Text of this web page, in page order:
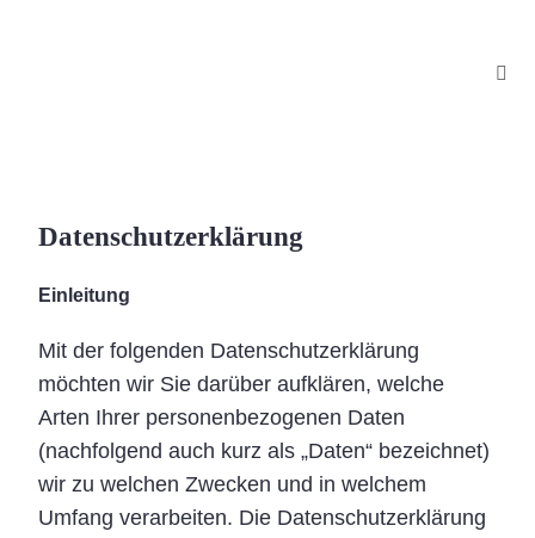
Datenschutzerklärung
Einleitung
Mit der folgenden Datenschutzerklärung
möchten wir Sie darüber aufklären, welche
Arten Ihrer personenbezogenen Daten
(nachfolgend auch kurz als „Daten“ bezeichnet)
wir zu welchen Zwecken und in welchem
Umfang verarbeiten. Die Datenschutzerklärung